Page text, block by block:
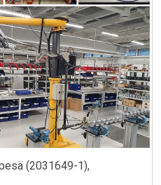
(2031649-1),